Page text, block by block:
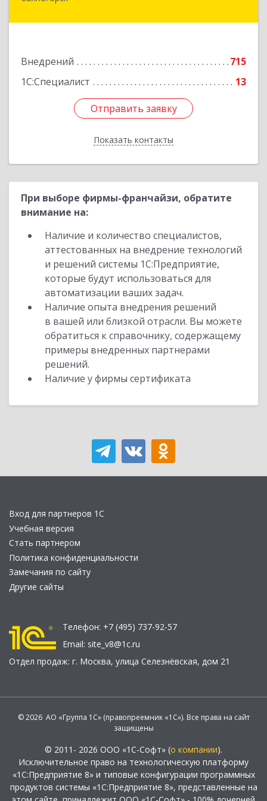
Внедрений
715
1С:Специалист
13
Отправить заявку
Показать контакты
Отправить заявку
Назад
При выборе фирмы-франчайзи, обратите
внимание на:
Наличие и количество специалистов,
аттестованных на внедрение технологий
и решений системы 1С:Предприятие,
которые будут использоваться для
автоматизации ваших задач.
Наличие опыта внедрения решений
в вашей или близкой отрасли. Вы можете
обратиться к справочнику, содержащему
примеры внедренных партнерами
решений.
Наличие у фирмы сертификата
Вход для партнеров 1С
Учебная версия
Стать партнером
Политика конфиденциальности
Замечания по сайту
Другие сайты
Телефон: +7 (495) 737-92-57
Email: site_v8@1c.ru
Отдел продаж: г. Москва, улица Селезнёвская, дом 21
© 2026 АО «Группа 1С» (правопреемник «1С»). Все права на сайт
защищены
© 2011- 2026 ООО «1С-Софт» (о компании).
Исключительное право на технологическую платформу
«1С:Предприятие 8» и типовые конфигурации программных
продуктов системы «1С:Предприятие 8», представленные на